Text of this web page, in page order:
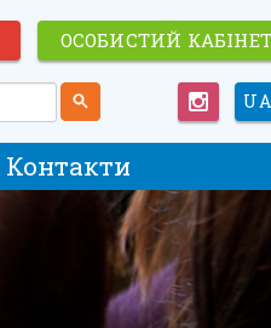
ОСОБИСТИЙ КАБІНЕТ
UA
Контакти